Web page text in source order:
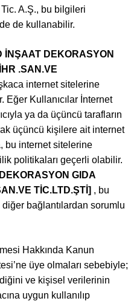
A.Ş., bu bilgileri
de kullanabilir.
İNŞAAT DEKORASYON
.SAN.VE
internet sitelerine
Eğer Kullanıcılar İnternet
ya da üçüncü tarafların
üçüncü kişilere ait internet
bu internet sitelerine
politikaları geçerli olabilir.
GIDA
TİC.LTD.ŞTİ ] , bu
bağlantılardan sorumlu
Hakkında Kanun
üye olmaları sebebiyle;
ve kişisel verilerinin
uygun kullanılıp